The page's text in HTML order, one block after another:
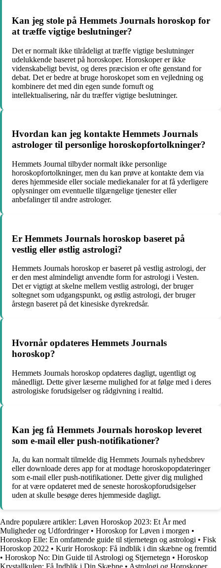
Kan jeg stole på Hemmets Journals horoskop for
at træffe vigtige beslutninger?
Det er normalt ikke tilrådeligt at træffe vigtige beslutninger
udelukkende baseret på horoskoper. Horoskoper er ikke
videnskabeligt bevist, og deres præcision er ofte genstand for
debat. Det er bedre at bruge horoskopet som en vejledning og
kombinere det med din egen sunde fornuft og
intellektualisering, når du træffer vigtige beslutninger.
Hvordan kan jeg kontakte Hemmets Journals
astrologer til personlige horoskopfortolkninger?
Hemmets Journal tilbyder normalt ikke personlige
horoskopfortolkninger, men du kan prøve at kontakte dem via
deres hjemmeside eller sociale mediekanaler for at få yderligere
oplysninger om eventuelle tilgængelige tjenester eller
anbefalinger til andre astrologer.
Er Hemmets Journals horoskop baseret på
vestlig eller østlig astrologi?
Hemmets Journals horoskop er baseret på vestlig astrologi, der
er den mest almindeligt anvendte form for astrologi i Vesten.
Det er vigtigt at skelne mellem vestlig astrologi, der bruger
soltegnet som udgangspunkt, og østlig astrologi, der bruger
årstegn baseret på det kinesiske dyrekredsår.
Hvornår opdateres Hemmets Journals
horoskop?
Hemmets Journals horoskop opdateres dagligt, ugentligt og
månedligt. Dette giver læserne mulighed for at følge med i deres
astrologiske forudsigelser og rådgivning i realtid.
Kan jeg få Hemmets Journals horoskop leveret
som e-mail eller push-notifikationer?
Ja, du kan normalt tilmelde dig Hemmets Journals nyhedsbrev
eller downloade deres app for at modtage horoskopopdateringer
som e-mail eller push-notifikationer. Dette giver dig mulighed
for at være opdateret med de seneste horoskopforudsigelser
uden at skulle besøge deres hjemmeside dagligt.
Andre populære artikler: Løven Horoskop 2023: Et År med
Muligheder og Udfordringer• Horoskop for Løven i morgen •
Horoskop Elle: En omfattende guide til stjernetegn og astrologi • Fisk
Horoskop 2022 • Kurir Horoskop: Få indblik i din skæbne og fremtid
• Horoskop No: Din Guide til Astrologi og Stjernetegn • Horoskop